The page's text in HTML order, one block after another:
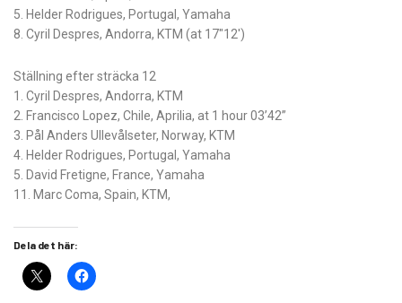
5. Helder Rodrigues, Portugal, Yamaha
8. Cyril Despres, Andorra, KTM (at 17″12′)
Ställning efter sträcka 12
1. Cyril Despres, Andorra, KTM
2. Francisco Lopez, Chile, Aprilia, at 1 hour 03’42”
3. Pål Anders Ullevålseter, Norway, KTM
4. Helder Rodrigues, Portugal, Yamaha
5. David Fretigne, France, Yamaha
11. Marc Coma, Spain, KTM,
Dela det här: